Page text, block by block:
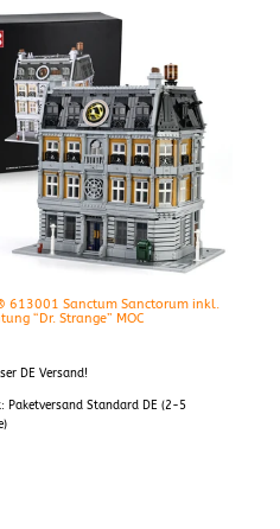
613001 Sanctum Sanctorum inkl.
“Dr. Strange” MOC
DE Versand!
Paketversand Standard DE (2-5